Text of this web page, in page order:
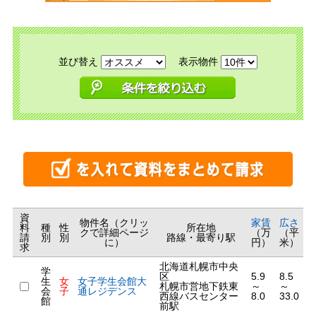
並び替え 表示物件
資
料
請
求
種
別
性
別
物件名（クリッ
クで詳細ページ
に）
所在地
路線・最寄り駅
家賃
（万
円）
広さ
（平
米）
学
生
会
館
女
子
女子学生会館大
通レジデンス
北海道札幌市中央
区
札幌市営地下鉄東
西線バスセンター
前駅
5.9
～
8.0
8.5
～
33.0